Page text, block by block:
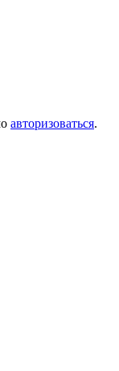
авторизоваться.